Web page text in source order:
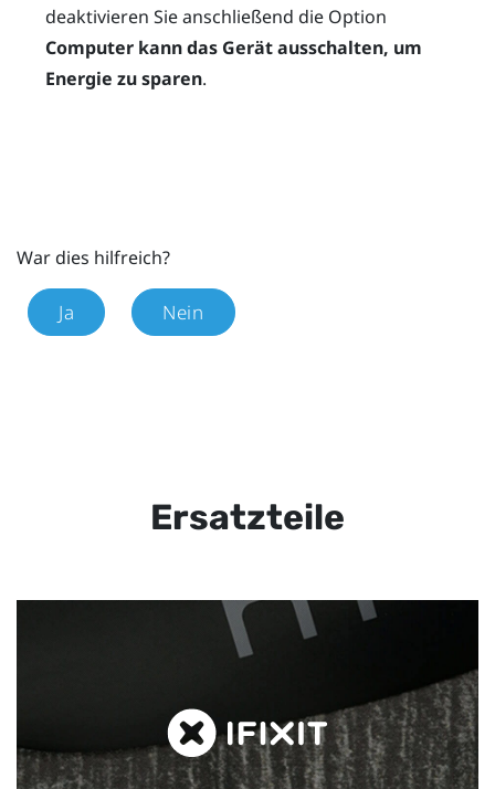
deaktivieren Sie anschließend die Option
Computer kann das Gerät ausschalten, um
Energie zu sparen.
War dies hilfreich?
Ja Nein
Ersatzteile